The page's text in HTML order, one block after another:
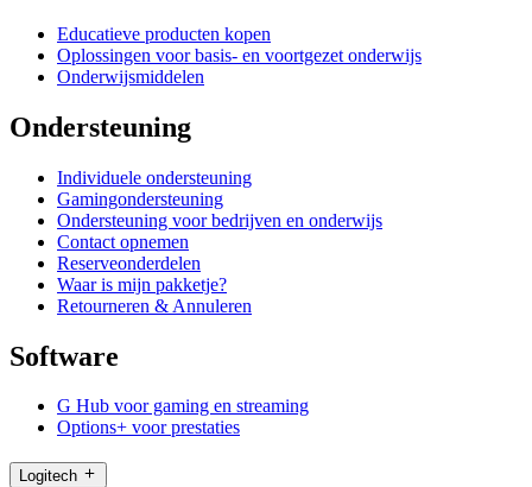
Educatieve producten kopen
Oplossingen voor basis- en voortgezet onderwijs
Onderwijsmiddelen
Ondersteuning
Individuele ondersteuning
Gamingondersteuning
Ondersteuning voor bedrijven en onderwijs
Contact opnemen
Reserveonderdelen
Waar is mijn pakketje?
Retourneren & Annuleren
Software
G Hub voor gaming en streaming
Options+ voor prestaties
Logitech